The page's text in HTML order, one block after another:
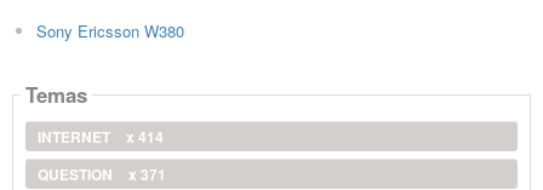
Sony Ericsson W380
Temas
INTERNET
x 414
QUESTION
x 371